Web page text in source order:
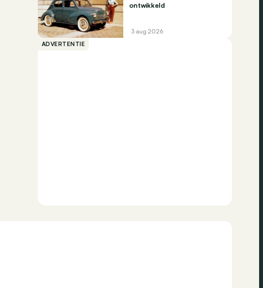
ontwikkeld
3 aug 2026
ADVERTENTIE